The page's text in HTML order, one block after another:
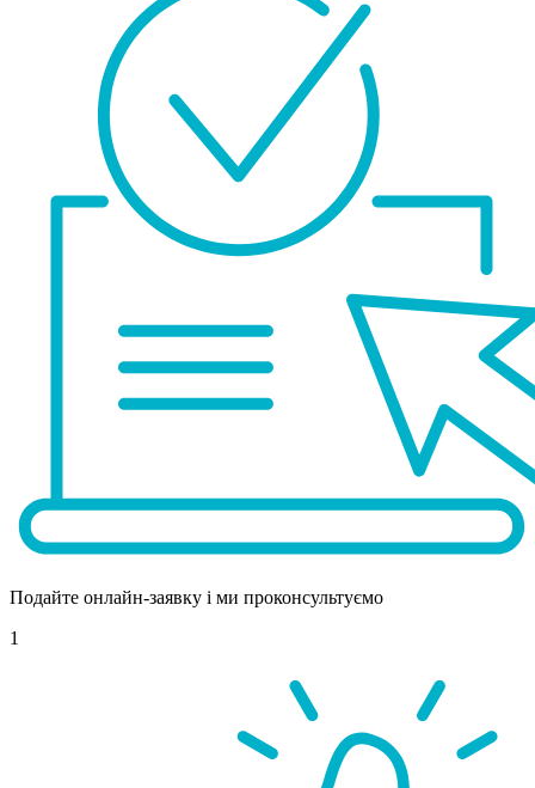
Подайте онлайн-заявку і ми проконсультуємо
1